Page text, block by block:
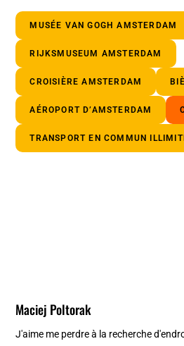
MUSÉE VAN GOGH AMSTERDAM
RIJKSMUSEUM AMSTERDAM
CROISIÈRE AMSTERDAM
AÉROPORT D’AMSTERDAM
TRANSPORT EN COMMUN
Maciej Poltorak
J'aime me perdre à la recherche